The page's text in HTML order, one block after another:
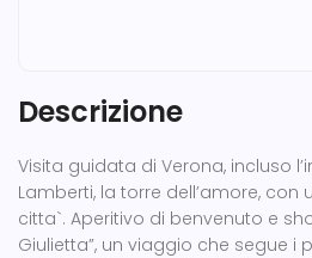
Descrizione
Visita guidata di Verona, incluso
Lamberti, la torre dell’amore, con
citta`. Aperitivo di benvenuto e
Giulietta”, un viaggio che segue i